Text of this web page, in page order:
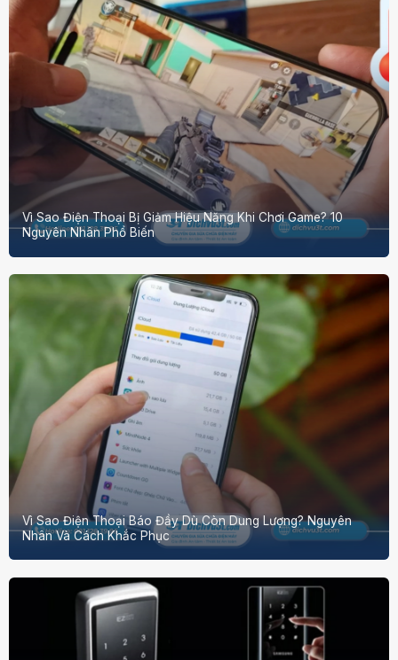
Vì Sao Điện Thoại Bị Giảm Hiệu Năng Khi Chơi Game? 10
Nguyên Nhân Phổ Biến
Vì Sao Điện Thoại Báo Đầy Dù Còn Dung Lượng? Nguyên
Nhân Và Cách Khắc Phục